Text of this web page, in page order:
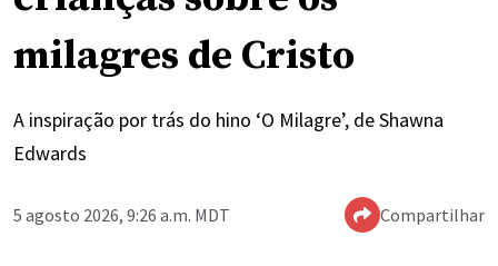
milagres de Cristo
A inspiração por trás do hino ‘O Milagre’, de Shawna
Edwards
5 agosto 2026, 9:26 a.m. MDT Compartilhar